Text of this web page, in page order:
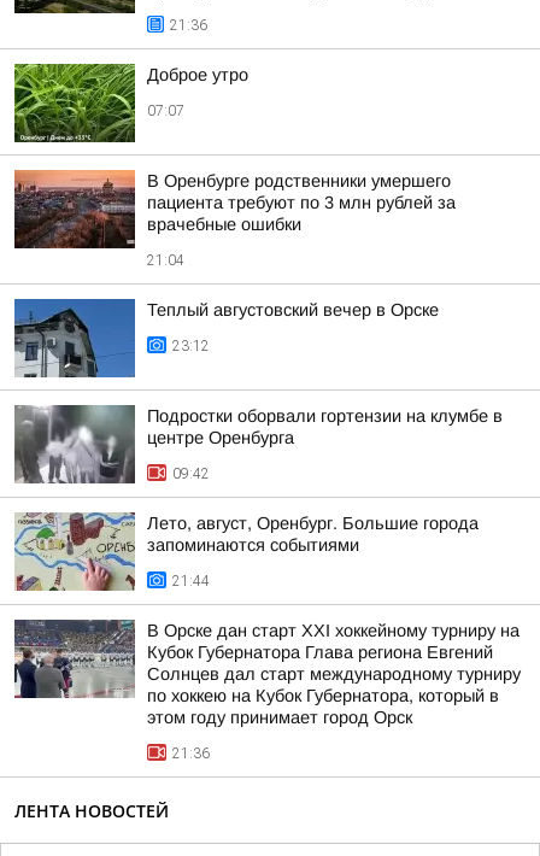
21:36
Доброе утро
07:07
В Оренбурге родственники умершего
пациента требуют по 3 млн рублей за
врачебные ошибки
21:04
Теплый августовский вечер в Орске
23:12
Подростки оборвали гортензии на клумбе в
центре Оренбурга
09:42
Лето, август, Оренбург. Большие города
запоминаются событиями
21:44
В Орске дан старт XXI хоккейному турниру на
Кубок Губернатора Глава региона Евгений
Солнцев дал старт международному турниру
по хоккею на Кубок Губернатора, который в
этом году принимает город Орск
21:36
ЛЕНТА НОВОСТЕЙ